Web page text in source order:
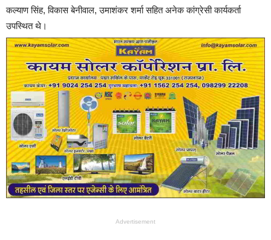
कल्याण सिंह, विकास बेनीवाल, उमाशंकर शर्मा सहित अनेक कांग्रेसी कार्यकर्ता
उपस्थित थे।
Advertisement